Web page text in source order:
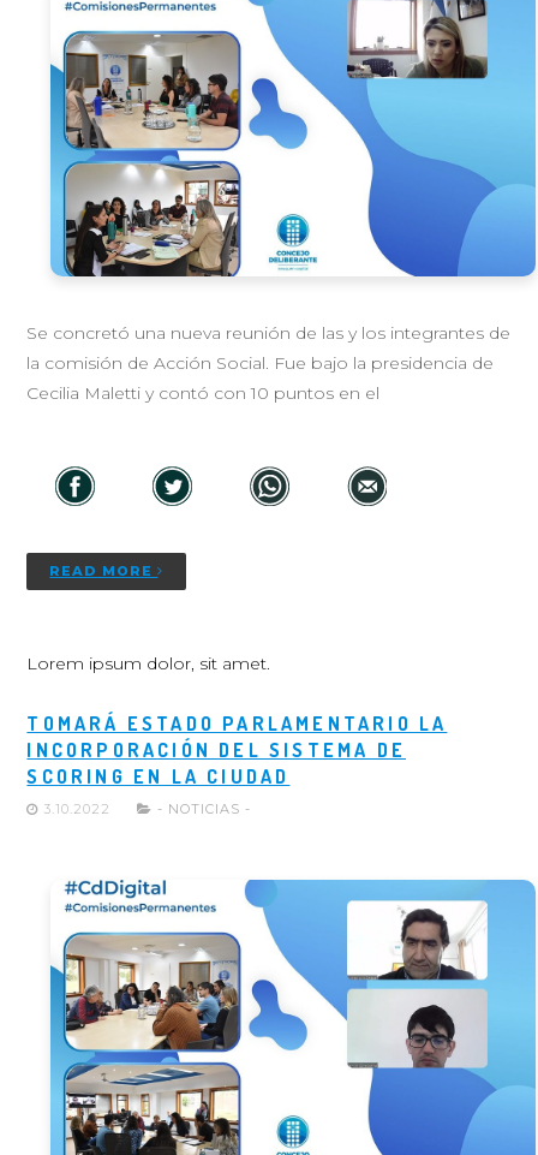
Se concretó una nueva reunión de las y los integrantes de
la comisión de Acción Social. Fue bajo la presidencia de
Cecilia Maletti y contó con 10 puntos en el
READ MORE
Lorem ipsum dolor, sit amet.
TOMARÁ ESTADO PARLAMENTARIO LA
INCORPORACIÓN DEL SISTEMA DE
SCORING EN LA CIUDAD
3.10.2022 - NOTICIAS -